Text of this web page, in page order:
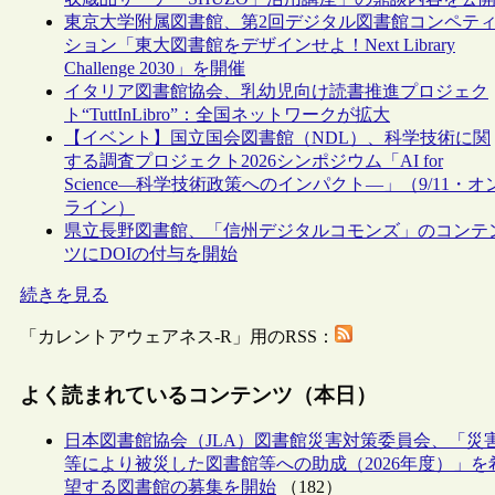
東京大学附属図書館、第2回デジタル図書館コンペティ
ション「東大図書館をデザインせよ！Next Library
Challenge 2030」を開催
イタリア図書館協会、乳幼児向け読書推進プロジェク
ト“TuttInLibro”：全国ネットワークが拡大
【イベント】国立国会図書館（NDL）、科学技術に関
する調査プロジェクト2026シンポジウム「AI for
Science―科学技術政策へのインパクト―」（9/11・オ
ライン）
県立長野図書館、「信州デジタルコモンズ」のコンテ
ツにDOIの付与を開始
続きを見る
「カレントアウェアネス-R」用のRSS：
よく読まれているコンテンツ（本日）
日本図書館協会（JLA）図書館災害対策委員会、「災
等により被災した図書館等への助成（2026年度）」を
望する図書館の募集を開始 （182）